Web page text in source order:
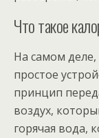
Что такое
На самом
простое
принцип
воздух,
горячая вода,